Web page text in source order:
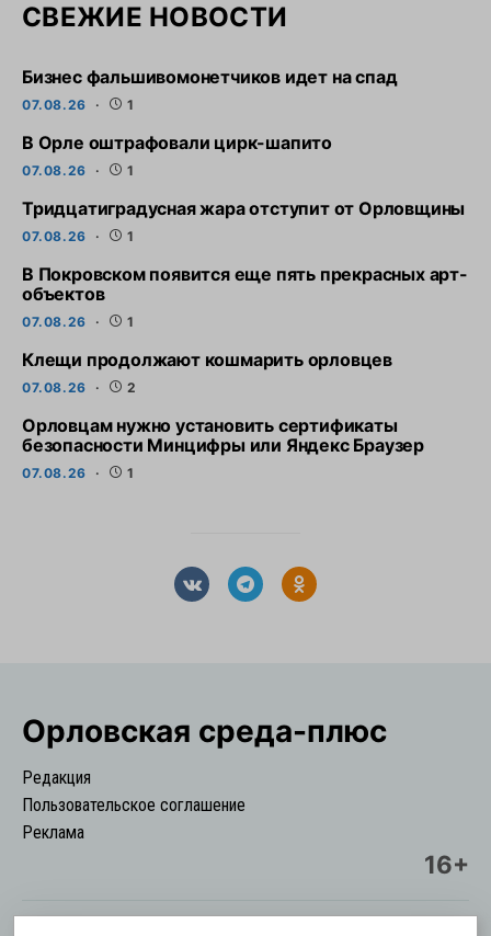
СВЕЖИЕ НОВОСТИ
Бизнес фальшивомонетчиков идет на спад
07.08.26 1
В Орле оштрафовали цирк-шапито
07.08.26 1
Тридцатиградусная жара отступит от Орловщины
07.08.26 1
В Покровском появится еще пять прекрасных арт-
объектов
07.08.26 1
Клещи продолжают кошмарить орловцев
07.08.26 2
Орловцам нужно установить сертификаты
безопасности Минцифры или Яндекс Браузер
07.08.26 1
Орловская cреда-плюс
Редакция
Пользовательское соглашение
Реклама
16+